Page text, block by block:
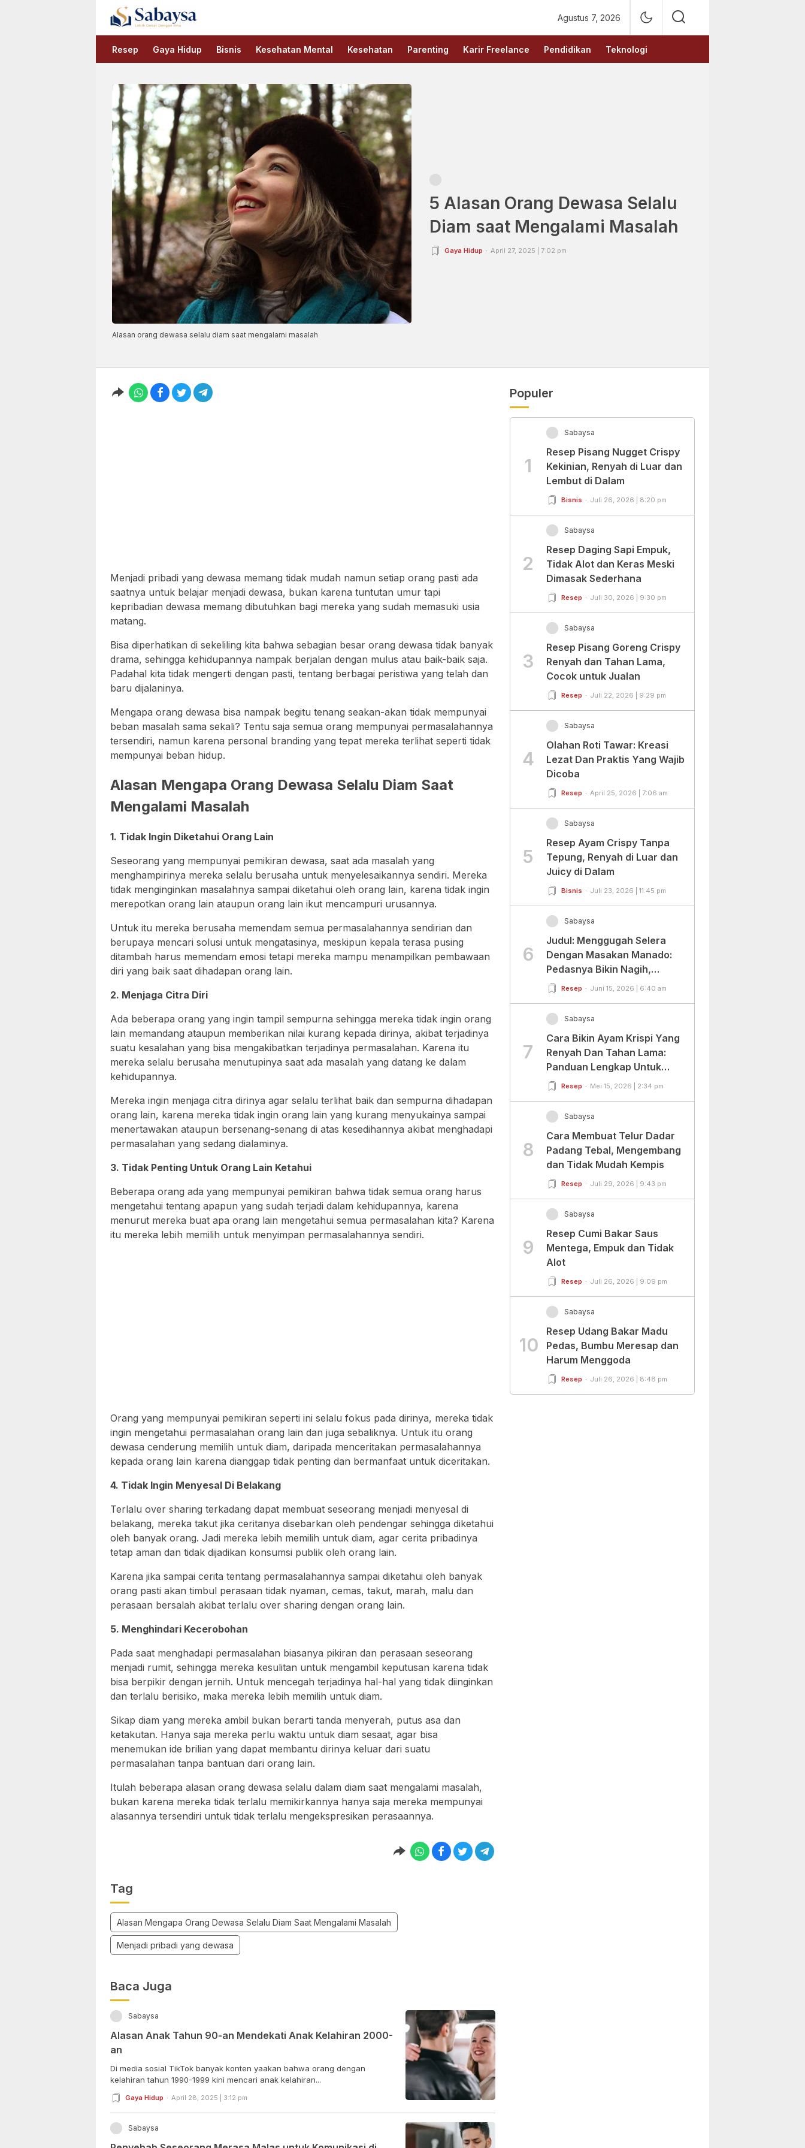
Sabaysa
Lebih Dekat Dengan Ilmu
Agustus 7, 2026
Resep Gaya Hidup Bisnis Kesehatan Mental Kesehatan Parenting Karir Freelance Pendidikan Teknologi
Alasan orang dewasa selalu diam saat mengalami masalah
5 Alasan Orang Dewasa Selalu
Diam saat Mengalami Masalah
Gaya Hidup April 27, 2025 | 7:02 pm
Menjadi pribadi yang dewasa memang tidak mudah namun setiap orang pasti ada
saatnya untuk belajar menjadi dewasa, bukan karena tuntutan umur tapi
kepribadian dewasa memang dibutuhkan bagi mereka yang sudah memasuki usia
matang.
Bisa diperhatikan di sekeliling kita bahwa sebagian besar orang dewasa tidak banyak
drama, sehingga kehidupannya nampak berjalan dengan mulus atau baik-baik saja.
Padahal kita tidak mengerti dengan pasti, tentang berbagai peristiwa yang telah dan
baru dijalaninya.
Mengapa orang dewasa bisa nampak begitu tenang seakan-akan tidak mempunyai
beban masalah sama sekali? Tentu saja semua orang mempunyai permasalahannya
tersendiri, namun karena personal branding yang tepat mereka terlihat seperti tidak
mempunyai beban hidup.
Alasan Mengapa Orang Dewasa Selalu Diam Saat
Mengalami Masalah
1. Tidak Ingin Diketahui Orang Lain
Seseorang yang mempunyai pemikiran dewasa, saat ada masalah yang
menghampirinya mereka selalu berusaha untuk menyelesaikannya sendiri. Mereka
tidak menginginkan masalahnya sampai diketahui oleh orang lain, karena tidak ingin
merepotkan orang lain ataupun orang lain ikut mencampuri urusannya.
Untuk itu mereka berusaha memendam semua permasalahannya sendirian dan
berupaya mencari solusi untuk mengatasinya, meskipun kepala terasa pusing
ditambah harus memendam emosi tetapi mereka mampu menampilkan pembawaan
diri yang baik saat dihadapan orang lain.
2. Menjaga Citra Diri
Ada beberapa orang yang ingin tampil sempurna sehingga mereka tidak ingin orang
lain memandang ataupun memberikan nilai kurang kepada dirinya, akibat terjadinya
suatu kesalahan yang bisa mengakibatkan terjadinya permasalahan. Karena itu
mereka selalu berusaha menutupinya saat ada masalah yang datang ke dalam
kehidupannya.
Mereka ingin menjaga citra dirinya agar selalu terlihat baik dan sempurna dihadapan
orang lain, karena mereka tidak ingin orang lain yang kurang menyukainya sampai
menertawakan ataupun bersenang-senang di atas kesedihannya akibat menghadapi
permasalahan yang sedang dialaminya.
3. Tidak Penting Untuk Orang Lain Ketahui
Beberapa orang ada yang mempunyai pemikiran bahwa tidak semua orang harus
mengetahui tentang apapun yang sudah terjadi dalam kehidupannya, karena
menurut mereka buat apa orang lain mengetahui semua permasalahan kita? Karena
itu mereka lebih memilih untuk menyimpan permasalahannya sendiri.
Orang yang mempunyai pemikiran seperti ini selalu fokus pada dirinya, mereka tidak
ingin mengetahui permasalahan orang lain dan juga sebaliknya. Untuk itu orang
dewasa cenderung memilih untuk diam, daripada menceritakan permasalahannya
kepada orang lain karena dianggap tidak penting dan bermanfaat untuk diceritakan.
4. Tidak Ingin Menyesal Di Belakang
Terlalu over sharing terkadang dapat membuat seseorang menjadi menyesal di
belakang, mereka takut jika ceritanya disebarkan oleh pendengar sehingga diketahui
oleh banyak orang. Jadi mereka lebih memilih untuk diam, agar cerita pribadinya
tetap aman dan tidak dijadikan konsumsi publik oleh orang lain.
Karena jika sampai cerita tentang permasalahannya sampai diketahui oleh banyak
orang pasti akan timbul perasaan tidak nyaman, cemas, takut, marah, malu dan
perasaan bersalah akibat terlalu over sharing dengan orang lain.
5. Menghindari Kecerobohan
Pada saat menghadapi permasalahan biasanya pikiran dan perasaan seseorang
menjadi rumit, sehingga mereka kesulitan untuk mengambil keputusan karena tidak
bisa berpikir dengan jernih. Untuk mencegah terjadinya hal-hal yang tidak diinginkan
dan terlalu berisiko, maka mereka lebih memilih untuk diam.
Sikap diam yang mereka ambil bukan berarti tanda menyerah, putus asa dan
ketakutan. Hanya saja mereka perlu waktu untuk diam sesaat, agar bisa
menemukan ide brilian yang dapat membantu dirinya keluar dari suatu
permasalahan tanpa bantuan dari orang lain.
Itulah beberapa alasan orang dewasa selalu dalam diam saat mengalami masalah,
bukan karena mereka tidak terlalu memikirkannya hanya saja mereka mempunyai
alasannya tersendiri untuk tidak terlalu mengekspresikan perasaannya.
Tag
Alasan Mengapa Orang Dewasa Selalu Diam Saat Mengalami Masalah
Menjadi pribadi yang dewasa
Baca Juga
Sabaysa
Alasan Anak Tahun 90-an Mendekati Anak Kelahiran 2000-
an
Di media sosial TikTok banyak konten yaakan bahwa orang dengan
kelahiran tahun 1990-1999 kini mencari anak kelahiran...
Gaya Hidup April 28, 2025 | 3:12 pm
Sabaysa
Populer
1
Sabaysa
Resep Pisang Nugget Crispy
Kekinian, Renyah di Luar dan
Lembut di Dalam
Bisnis Juli 26, 2026 | 8:20 pm
2
Sabaysa
Resep Daging Sapi Empuk,
Tidak Alot dan Keras Meski
Dimasak Sederhana
Resep Juli 30, 2026 | 9:30 pm
3
Sabaysa
Resep Pisang Goreng Crispy
Renyah dan Tahan Lama,
Cocok untuk Jualan
Resep Juli 22, 2026 | 9:29 pm
4
Sabaysa
Olahan Roti Tawar: Kreasi
Lezat Dan Praktis Yang Wajib
Dicoba
Resep April 25, 2026 | 7:06 am
5
Sabaysa
Resep Ayam Crispy Tanpa
Tepung, Renyah di Luar dan
Juicy di Dalam
Bisnis Juli 23, 2026 | 11:45 pm
6
Sabaysa
Judul: Menggugah Selera
Dengan Masakan Manado:
Pedasnya Bikin Nagih,
Ragamnya Bikin Ketagihan!
Resep Juni 15, 2026 | 6:40 am
7
Sabaysa
Cara Bikin Ayam Krispi Yang
Renyah Dan Tahan Lama:
Panduan Lengkap Untuk
Pemula Dan Profesional
Resep Mei 15, 2026 | 2:34 pm
8
Sabaysa
Cara Membuat Telur Dadar
Padang Tebal, Mengembang
dan Tidak Mudah Kempis
Resep Juli 29, 2026 | 9:43 pm
9
Sabaysa
Resep Cumi Bakar Saus
Mentega, Empuk dan Tidak
Alot
Resep Juli 26, 2026 | 9:09 pm
10
Sabaysa
Resep Udang Bakar Madu
Pedas, Bumbu Meresap dan
Harum Menggoda
Resep Juli 26, 2026 | 8:48 pm